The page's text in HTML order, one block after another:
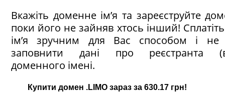
Вкажіть доменне ім’я та зареєструйте
поки його не зайняв хтось інший!
ім’я зручним для Вас способом і не
заповнити дані про реєстранта
доменного імені.
Купити домен .LIMO зараз за 630.17 грн!